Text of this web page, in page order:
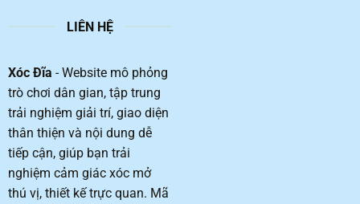
LIÊN HỆ
Xóc Đĩa - Website mô phỏng
trò chơi dân gian, tập trung
trải nghiệm giải trí, giao diện
thân thiện và nội dung dễ
tiếp cận, giúp bạn trải
nghiệm cảm giác xóc mở
thú vị, thiết kế trực quan. Mã